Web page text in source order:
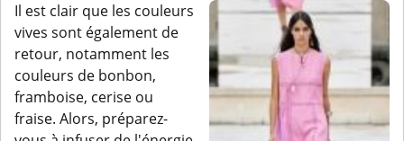
Il est clair que les couleurs
vives sont également de
retour, notamment les
couleurs de bonbon,
framboise, cerise ou
fraise. Alors, préparez-